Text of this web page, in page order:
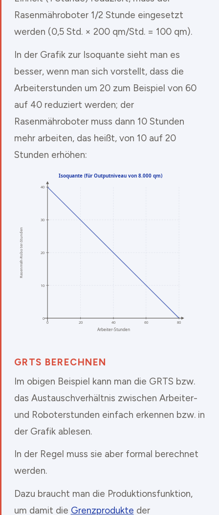
Rasenmähroboter 1/2 Stunde eingesetzt
werden (0,5 Std. × 200 qm/Std. = 100 qm).
In der Grafik zur Isoquante sieht man es
besser, wenn man sich vorstellt, dass die
Arbeiterstunden um 20 zum Beispiel von 60
auf 40 reduziert werden; der
Rasenmähroboter muss dann 10 Stunden
mehr arbeiten, das heißt, von 10 auf 20
Stunden erhöhen:
GRTS BERECHNEN
Im obigen Beispiel kann man die GRTS bzw.
das Austauschverhältnis zwischen Arbeiter-
und Roboterstunden einfach erkennen bzw. in
der Grafik ablesen.
In der Regel muss sie aber formal berechnet
werden.
Dazu braucht man die Produktionsfunktion,
um damit die Grenzprodukte der